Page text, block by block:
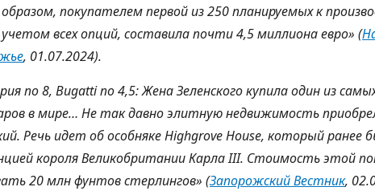
покупателем первой из 250 планируемых к
всех опций, составила почти 4,5 миллиона евро» (
, 01.07.2024).
по 8, Bugatti по 4,5: Жена Зеленского купила один из
в мире… Не так давно элитную недвижимость
Речь идет об особняке Highgrove House, который ранее
короля Великобритании Карла III. Стоимость этой
20 млн фунтов стерлингов» (Запорожский Вестник,